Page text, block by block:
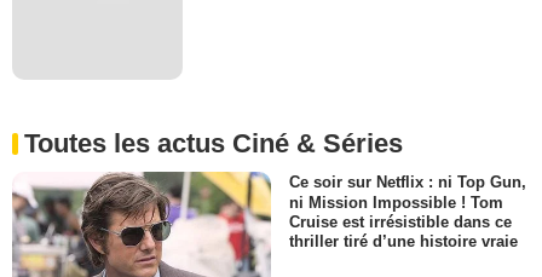
Toutes les actus Ciné & Séries
Ce soir sur Netflix : ni Top Gun,
ni Mission Impossible ! Tom
Cruise est irrésistible dans ce
thriller tiré d’une histoire vraie